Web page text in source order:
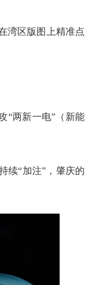
湾区版图上精准点
两新一电”（新能
续“加注”，肇庆的